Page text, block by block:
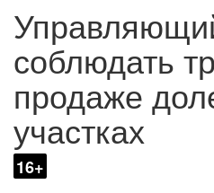
соблюдать
продаже
участках
16+